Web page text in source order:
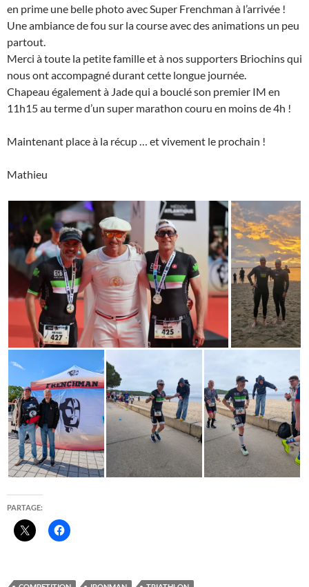
en prime une belle photo avec Super Frenchman à l’arrivée !
Une ambiance de fou sur la course avec des animations un peu
partout.
Merci à toute la petite famille et à nos supporters Briochins qui
nous ont accompagné durant cette longue journée.
Chapeau également à Jade qui a bouclé son premier IM en
11h15 au terme d’un super marathon couru en moins de 4h !
Maintenant place à la récup … et vivement le prochain !
Mathieu
PARTAGE: